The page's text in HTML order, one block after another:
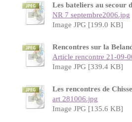
Les bateliers au secour
NR 7 septembre2006.jpg
Image JPG [199.0 KB]
Rencontres sur la
Article rencontre 21-09-
Image JPG [339.4 KB]
Les rencontres de
art 281006.jpg
Image JPG [135.6 KB]